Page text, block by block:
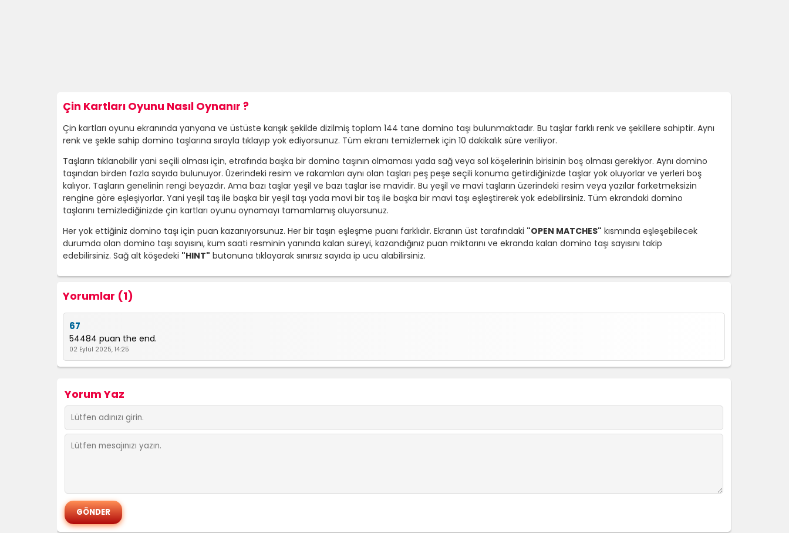
Çin Kartları Oyunu Nasıl Oynanır ?
Çin kartları oyunu ekranında yanyana ve üstüste karışık şekilde dizilmiş toplam 144 tane domino taşı bulunmaktadır. Bu taşlar farklı renk ve şekillere sahiptir. Aynı
renk ve şekle sahip domino taşlarına sırayla tıklayıp yok ediyorsunuz. Tüm ekranı temizlemek için 10 dakikalık süre veriliyor.
Taşların tıklanabilir yani seçili olması için, etrafında başka bir domino taşının olmaması yada sağ veya sol köşelerinin birisinin boş olması gerekiyor. Aynı domino
taşından birden fazla sayıda bulunuyor. Üzerindeki resim ve rakamları aynı olan taşları peş peşe seçili konuma getirdiğinizde taşlar yok oluyorlar ve yerleri boş
kalıyor. Taşların genelinin rengi beyazdır. Ama bazı taşlar yeşil ve bazı taşlar ise mavidir. Bu yeşil ve mavi taşların üzerindeki resim veya yazılar farketmeksizin
rengine göre eşleşiyorlar. Yani yeşil taş ile başka bir yeşil taşı yada mavi bir taş ile başka bir mavi taşı eşleştirerek yok edebilirsiniz. Tüm ekrandaki domino
taşlarını temizlediğinizde çin kartları oyunu oynamayı tamamlamış oluyorsunuz.
Her yok ettiğiniz domino taşı için puan kazanıyorsunuz. Her bir taşın eşleşme puanı farklıdır. Ekranın üst tarafındaki "OPEN MATCHES" kısmında eşleşebilecek
durumda olan domino taşı sayısını, kum saati resminin yanında kalan süreyi, kazandığınız puan miktarını ve ekranda kalan domino taşı sayısını takip
edebilirsiniz. Sağ alt köşedeki "HINT" butonuna tıklayarak sınırsız sayıda ip ucu alabilirsiniz.
Yorumlar (1)
67
54484 puan the end.
02 Eylül 2025, 14:25
Yorum Yaz